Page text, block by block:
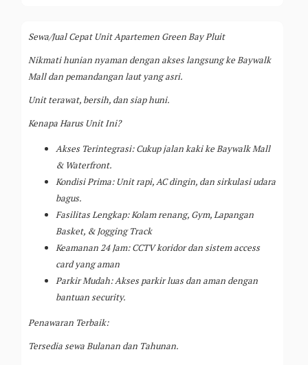
Sewa/Jual Cepat Unit Apartemen Green Bay Pluit
Nikmati hunian nyaman dengan akses langsung ke Baywalk
Mall dan pemandangan laut yang asri.
Unit terawat, bersih, dan siap huni.
Kenapa Harus Unit Ini?
Akses Terintegrasi: Cukup jalan kaki ke Baywalk Mall
& Waterfront.
Kondisi Prima: Unit rapi, AC dingin, dan sirkulasi udara
bagus.
Fasilitas Lengkap: Kolam renang, Gym, Lapangan
Basket, & Jogging Track
Keamanan 24 Jam: CCTV koridor dan sistem access
card yang aman
Parkir Mudah: Akses parkir luas dan aman dengan
bantuan security.
Penawaran Terbaik:
Tersedia sewa Bulanan dan Tahunan.